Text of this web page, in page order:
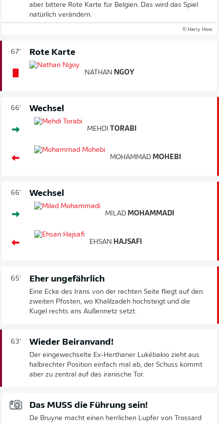
aber bittere Rote Karte für Belgien. Das wird das Spiel
natürlich verändern.
© Harry How
67' Rote Karte
NATHAN NGOY
66' Wechsel
MEHDI TORABI
MOHAMMAD MOHEBI
66' Wechsel
MILAD MOHAMMADI
EHSAN HAJSAFI
65' Eher ungefährlich
Eine Ecke des Irans von der rechten Seite fliegt auf den
zweiten Pfosten, wo Khalilzadeh hochsteigt und die
Kugel rechts ans Außennetz setzt.
63' Wieder Beiranvand!
Der eingewechselte Ex-Herthaner Lukébakio zieht aus
halbrechter Position einfach mal ab, der Schuss kommt
aber zu zentral auf das iranische Tor.
Das MUSS die Führung sein!
De Bruyne macht einen herrlichen Lupfer von Trossard